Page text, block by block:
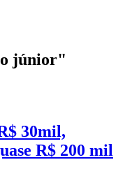
júnior"
30mil,
R$ 200 mil